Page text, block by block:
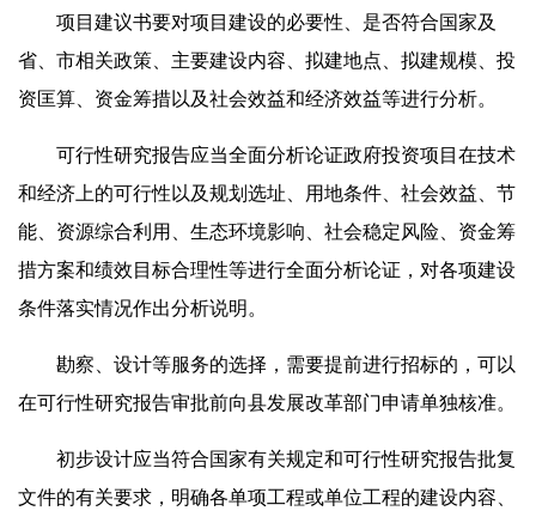
项目建议书要对项目建设的必要性、是否符合国家及
省、市相关政策、主要建设内容、拟建地点、拟建规模、投
资匡算、资金筹措以及社会效益和经济效益等进行分析。
可行性研究报告应当全面分析论证政府投资项目在技术
和经济上的可行性以及规划选址、用地条件、社会效益、节
能、资源综合利用、生态环境影响、社会稳定风险、资金筹
措方案和绩效目标合理性等进行全面分析论证，对各项建设
条件落实情况作出分析说明。
勘察、设计等服务的选择，需要提前进行招标的，可以
在可行性研究报告审批前向县发展改革部门申请单独核准。
初步设计应当符合国家有关规定和可行性研究报告批复
文件的有关要求，明确各单项工程或单位工程的建设内容、